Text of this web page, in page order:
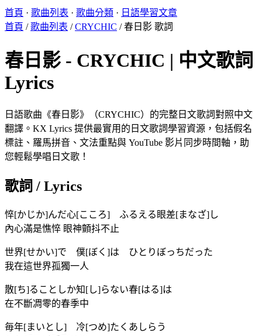
首頁 · 歌曲列表 · 歌曲分類 · 日語學習文章
首頁 /歌曲列表 /CRYCHIC /春日影 歌詞
春日影 - CRYCHIC | 中文歌詞
Lyrics
日語歌曲《春日影》（CRYCHIC）的完整日文歌詞對照中文
翻譯。KX Lyrics 提供最實用的日文歌詞學習資源，包括假名
標註、羅馬拼音、文法重點與 YouTube 影片同步時間軸，助
您輕鬆學唱日文歌！
歌詞 / Lyrics
悴[かじか]んだ心[こころ] ふるえる眼差[まなざ]し
內心滿是憔悴 眼神顫抖不止
世界[せかい]で 僕[ぼく]は ひとりぼっちだった
我在這世界孤獨一人
散[ち]ることしか知[し]らない春[はる]は
在不斷凋零的春季中
毎年[まいとし] 冷[つめ]たくあしらう